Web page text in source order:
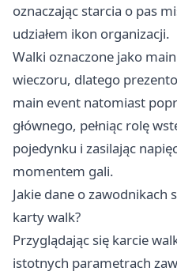
oznaczając starcia o pas
udziałem ikon organizacji.
Walki oznaczone jako
wieczoru, dlatego
main event natomiast
głównego, pełniąc rolę
pojedynku i zasilając
momentem gali.
Jakie dane o zawodnikach
karty walk?
Przyglądając się karcie
istotnych parametrach